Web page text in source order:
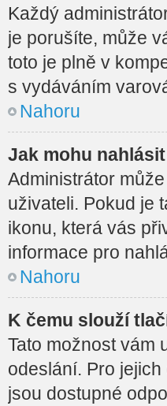
Každý
je porušíte, může
toto je plně v
s vydáváním
Nahoru
Jak mohu
Administrátor
uživateli. Pokud je
ikonu, která vás
informace pro
Nahoru
K čemu slouží
Tato možnost vám
odeslání. Pro
jsou dostupné